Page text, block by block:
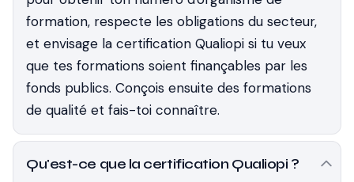
formation, respecte les obligations du secteur,
et envisage la certification Qualiopi si tu veux
que tes formations soient finançables par les
fonds publics. Conçois ensuite des formations
de qualité et fais-toi connaître.
Qu'est-ce que la certification Qualiopi ?